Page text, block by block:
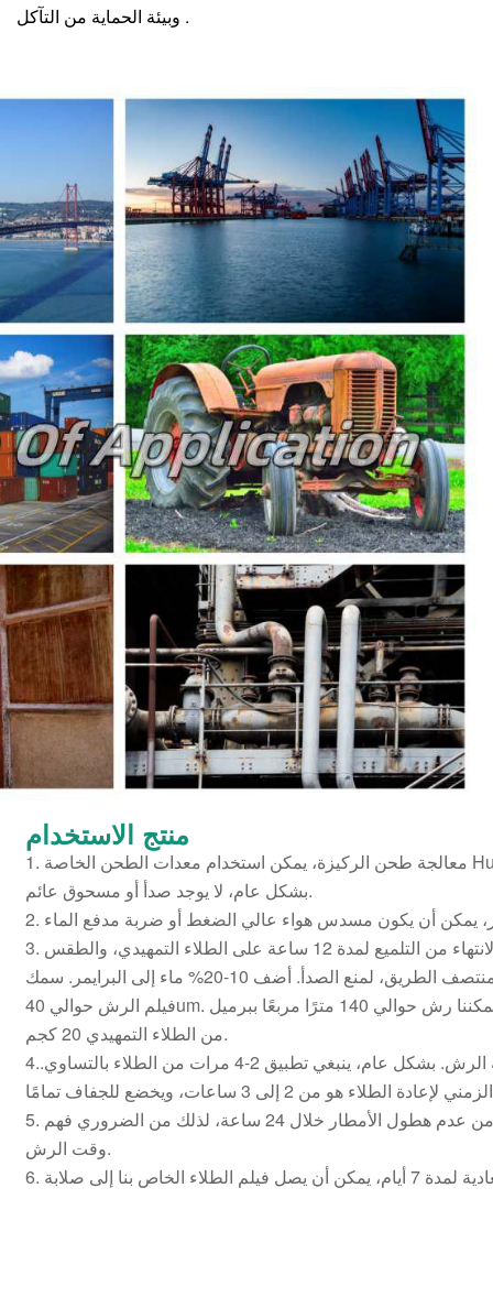
وبيئة الحماية من التآكل .
منتج الاستخدام
1. معالجة طحن الركيزة، يمكن استخدام معدات الطحن الخاصة Huicai، درجة سطح الطحن خشن
بشكل عام، لا يوجد صدأ أو مسحوق عائم.
3. رذاذ التمهيدي: يجب الانتباه إلى الانتهاء من التلميع لمدة 12 ساعة على الطلاء التمهيدي، والطقس
الجيد، ولا يمكن أن تمطر في منتصف الطريق، لمنع الصدأ. أضف 10-20% ماء إلى البرايمر. سمك
فيلم الرش حوالي 40um. مع سنوات عديدة من الخبرة، يمكننا رش حوالي 140 مترًا مربعًا ببرميل
من الطلاء التمهيدي 20 كجم.
4.الرش : مناسب للرسم بطريقة الرش. بشكل عام، ينبغي تطبيق 2-4 مرات من الطلاء بالتساوي.
5. بعد الرش من الضروري التأكد من عدم هطول الأمطار خلال 24 ساعة، لذلك من الضروري فهم
وقت الرش.